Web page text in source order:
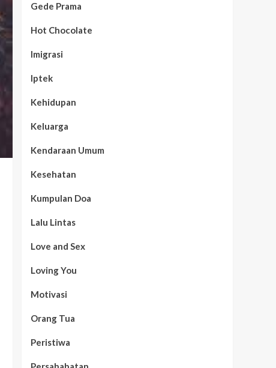
Gede Prama
Hot Chocolate
Imigrasi
Iptek
Kehidupan
Keluarga
Kendaraan Umum
Kesehatan
Kumpulan Doa
Lalu Lintas
Love and Sex
Loving You
Motivasi
Orang Tua
Peristiwa